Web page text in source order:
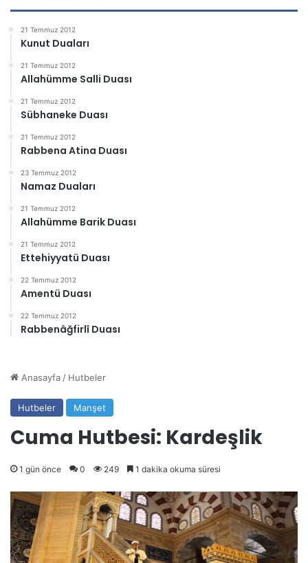
21 Temmuz 2012
Kunut Duaları
21 Temmuz 2012
Allahümme Salli Duası
21 Temmuz 2012
Sübhaneke Duası
21 Temmuz 2012
Rabbena Atina Duası
23 Temmuz 2012
Namaz Duaları
21 Temmuz 2012
Allahümme Barik Duası
21 Temmuz 2012
Ettehiyyatü Duası
22 Temmuz 2012
Amentü Duası
22 Temmuz 2012
Rabbenâğfirlî Duası